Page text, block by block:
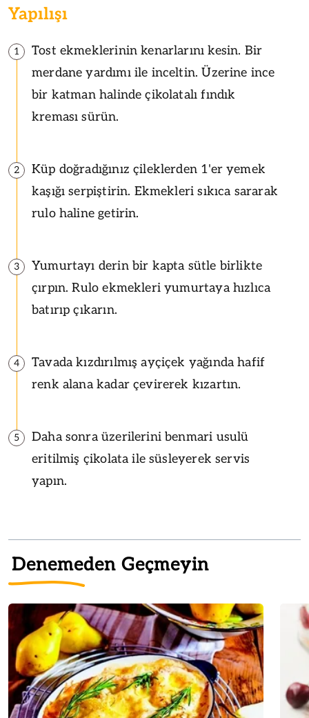
Yapılışı
1
Tost ekmeklerinin kenarlarını kesin. Bir
merdane yardımı ile inceltin. Üzerine ince
bir katman halinde çikolatalı fındık
kreması sürün.
2
Küp doğradığınız çileklerden 1'er yemek
kaşığı serpiştirin. Ekmekleri sıkıca sararak
rulo haline getirin.
3
Yumurtayı derin bir kapta sütle birlikte
çırpın. Rulo ekmekleri yumurtaya hızlıca
batırıp çıkarın.
4
Tavada kızdırılmış ayçiçek yağında hafif
renk alana kadar çevirerek kızartın.
5
Daha sonra üzerilerini benmari usulü
eritilmiş çikolata ile süsleyerek servis
yapın.
Denemeden Geçmeyin